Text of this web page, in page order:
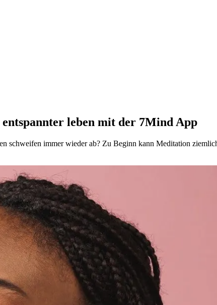
leben mit der 7Mind App
schweifen immer wieder ab? Zu Beginn kann Meditation